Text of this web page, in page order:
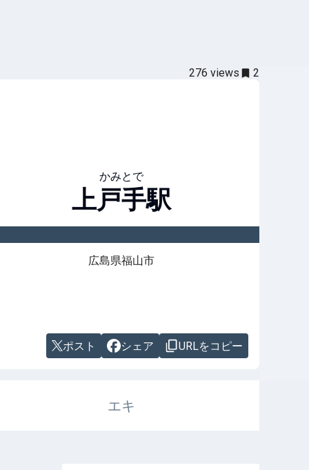
276 views 2
かみとで
上戸手駅
広島県福山市
ポスト シェア URLをコピー
エキ